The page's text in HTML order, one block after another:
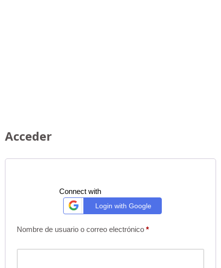
Acceder
Connect with
Login with Google
Nombre de usuario o correo electrónico *